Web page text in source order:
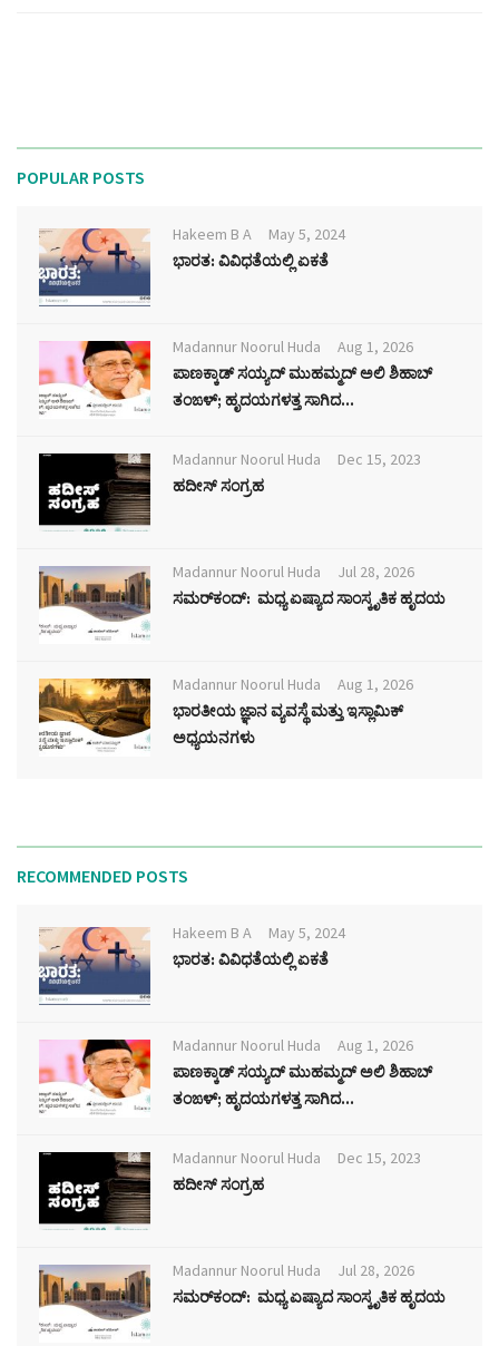
POPULAR POSTS
Hakeem B A
May 5, 2024
ಭಾರತ: ವಿವಿಧತೆಯಲ್ಲಿ ಏಕತೆ
Madannur Noorul Huda
Aug 1, 2026
ಪಾಣಕ್ಕಾಡ್ ಸಯ್ಯದ್ ಮುಹಮ್ಮದ್ ಅಲಿ ಶಿಹಾಬ್
ತಂಙಳ್; ಹೃದಯಗಳತ್ತ ಸಾಗಿದ...
Madannur Noorul Huda
Dec 15, 2023
ಹದೀಸ್ ಸಂಗ್ರಹ
Madannur Noorul Huda
Jul 28, 2026
ಸಮರ್‌ಕಂದ್: ಮಧ್ಯ ಏಷ್ಯಾದ ಸಾಂಸ್ಕೃತಿಕ ಹೃದಯ
Madannur Noorul Huda
Aug 1, 2026
ಭಾರತೀಯ ಜ್ಞಾನ ವ್ಯವಸ್ಥೆ ಮತ್ತು ಇಸ್ಲಾಮಿಕ್
ಅಧ್ಯಯನಗಳು
RECOMMENDED POSTS
Hakeem B A
May 5, 2024
ಭಾರತ: ವಿವಿಧತೆಯಲ್ಲಿ ಏಕತೆ
Madannur Noorul Huda
Aug 1, 2026
ಪಾಣಕ್ಕಾಡ್ ಸಯ್ಯದ್ ಮುಹಮ್ಮದ್ ಅಲಿ ಶಿಹಾಬ್
ತಂಙಳ್; ಹೃದಯಗಳತ್ತ ಸಾಗಿದ...
Madannur Noorul Huda
Dec 15, 2023
ಹದೀಸ್ ಸಂಗ್ರಹ
Madannur Noorul Huda
Jul 28, 2026
ಸಮರ್‌ಕಂದ್: ಮಧ್ಯ ಏಷ್ಯಾದ ಸಾಂಸ್ಕೃತಿಕ ಹೃದಯ